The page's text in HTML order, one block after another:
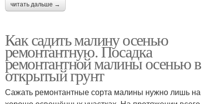
читать дальше →
Как садить малину осенью
ремонтантную. Посадка
ремонтантной малины осенью в
открытый грунт
Сажать ремонтантные сорта малины нужно лишь на